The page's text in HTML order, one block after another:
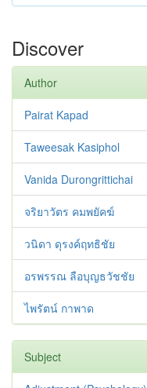
Discover
Author
Pairat Kapad
Taweesak Kasiphol
Vanida Durongrittichai
จริยาวัตร คมพยัคฆ์
วนิดา ดุรงค์ฤทธิชัย
อรพรรณ ลือบุญธวัชชัย
ไพรัตน์ กาพาด
Subject